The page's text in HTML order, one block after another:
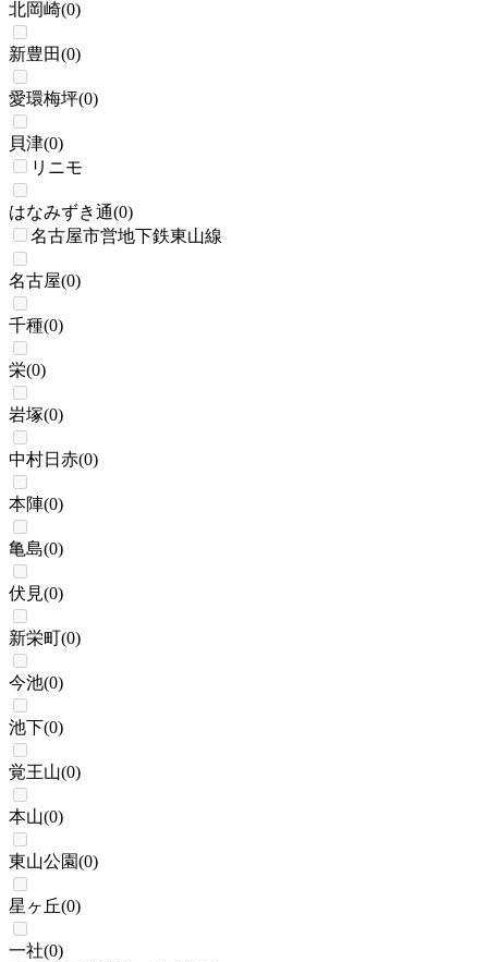
北岡崎(0)
新豊田(0)
愛環梅坪(0)
貝津(0)
リニモ
はなみずき通(0)
名古屋市営地下鉄東山線
名古屋(0)
千種(0)
栄(0)
岩塚(0)
中村日赤(0)
本陣(0)
亀島(0)
伏見(0)
新栄町(0)
今池(0)
池下(0)
覚王山(0)
本山(0)
東山公園(0)
星ヶ丘(0)
一社(0)